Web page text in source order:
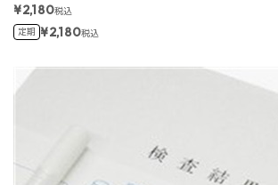
¥2,180税込
定期 ¥2,180税込